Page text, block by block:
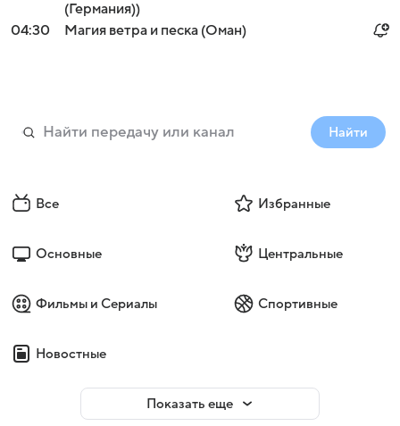
(Германия))
04:30
Магия ветра и песка (Оман)
Найти
Все Избранные
Основные Центральные
Фильмы и Сериалы Спортивные
Новостные
Показать еще